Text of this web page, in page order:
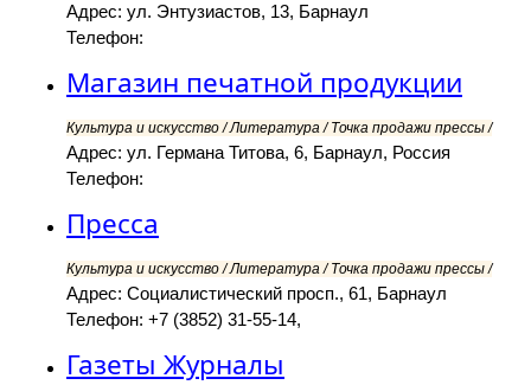
Адрес: ул. Энтузиастов, 13, Барнаул
Телефон:
Магазин печатной продукции
Культура и искусство / Литература / Точка продажи прессы /
Адрес: ул. Германа Титова, 6, Барнаул, Россия
Телефон:
Пресса
Культура и искусство / Литература / Точка продажи прессы /
Адрес: Социалистический просп., 61, Барнаул
Телефон: +7 (3852) 31-55-14,
Газеты Журналы